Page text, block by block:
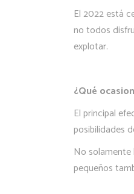
El 2022 está
no todos
explotar.
¿Qué
El principal
posibilidades
No solamente
pequeños